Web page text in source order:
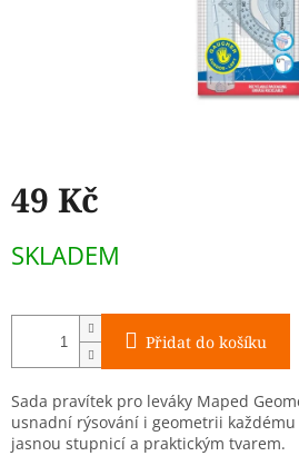
49 Kč
cena:
SKLADEM
Přidat do košíku
Sada pravítek pro leváky Maped
usnadní rýsování i geometrii každému
jasnou stupnicí a praktickým tvarem.